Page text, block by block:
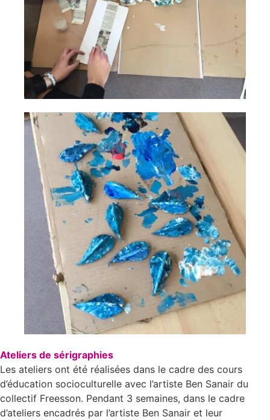
Ateliers de sérigraphies
Les ateliers ont été réalisées dans le cadre des cours
d’éducation socioculturelle avec l’artiste Ben Sanair du
collectif Freesson. Pendant 3 semaines, dans le cadre
d’ateliers encadrés par l’artiste Ben Sanair et leur